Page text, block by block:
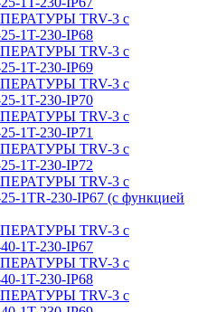
TRV-3 с
1T-230-IP68
TRV-3 с
1T-230-IP69
TRV-3 с
1T-230-IP70
TRV-3 с
1T-230-IP71
TRV-3 с
1T-230-IP72
TRV-3 с
1TR-230-IP67 (с функцией
TRV-3 с
1T-230-IP67
TRV-3 с
1T-230-IP68
TRV-3 с